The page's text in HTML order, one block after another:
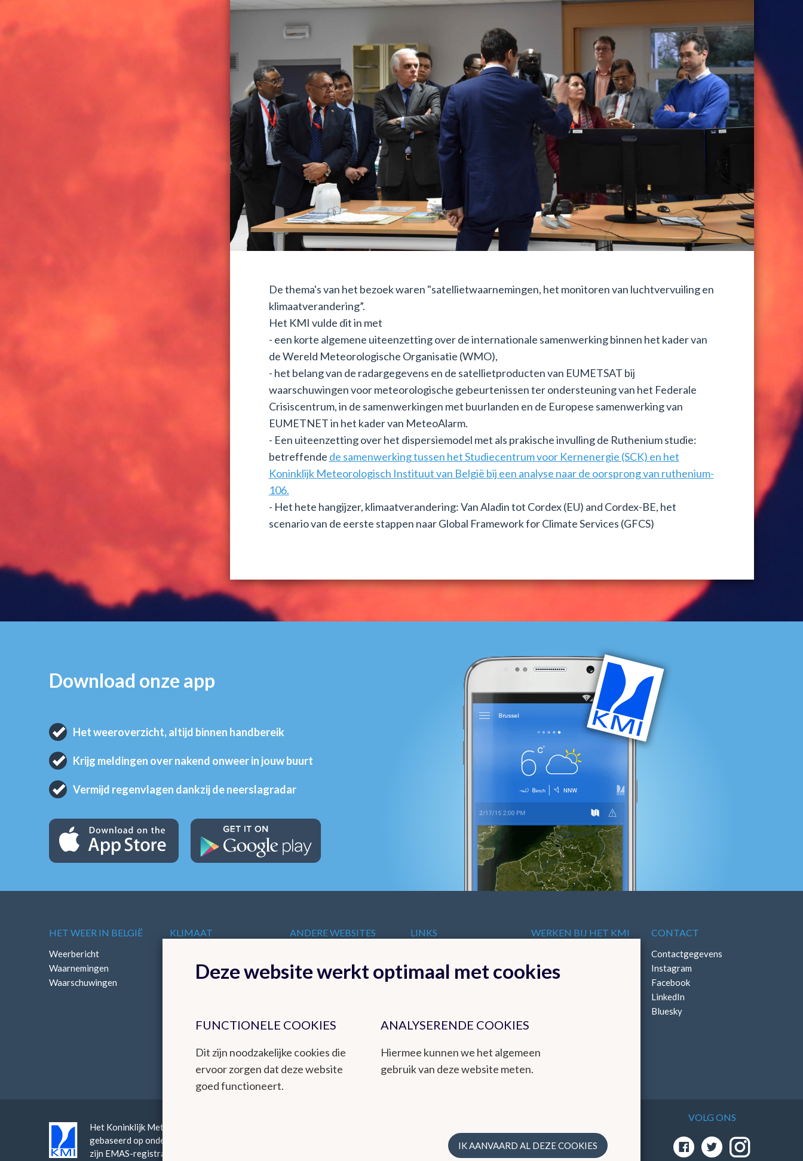
De thema's van het bezoek waren "satellietwaarnemingen, het monitoren van luchtvervuiling en
klimaatverandering”.
Het KMI vulde dit in met
- een korte algemene uiteenzetting over de internationale samenwerking binnen het kader van
de Wereld Meteorologische Organisatie (WMO),
- het belang van de radargegevens en de satellietproducten van EUMETSAT bij
waarschuwingen voor meteorologische gebeurtenissen ter ondersteuning van het Federale
Crisiscentrum, in de samenwerkingen met buurlanden en de Europese samenwerking van
EUMETNET in het kader van MeteoAlarm.
- Een uiteenzetting over het dispersiemodel met als prakische invulling de Ruthenium studie:
betreffende de samenwerking tussen het Studiecentrum voor Kernenergie (SCK) en het
Koninklijk Meteorologisch Instituut van België bij een analyse naar de oorsprong van ruthenium-
106.
- Het hete hangijzer, klimaatverandering: Van Aladin tot Cordex (EU) and Cordex-BE, het
scenario van de eerste stappen naar Global Framework for Climate Services (GFCS)
Download onze app
Het weeroverzicht, altijd binnen handbereik
Krijg meldingen over nakend onweer in jouw buurt
Vermijd regenvlagen dankzij de neerslagradar
HET WEER IN BELGIË
Weerbericht
Waarnemingen
Waarschuwingen
KLIMAAT
Klimatologische kaarten
ANDERE WEBSITES
KMI in Dourbes
Radar
Climate Dynamics
LINKS
meteorologische
diensten
Nationale organisaties
Wetenschappelijke
Instellingen
WERKEN BIJ HET KMI
Stages
CONTACT
Contactgegevens
Instagram
Facebook
LinkedIn
Bluesky
Het Koninklijk Meteorologisch Instituut biedt een betrouwbare dienstverlening aan het publiek en de overheden,
gebaseerd op onderzoek, innovatie en continuïteit. Het KMI is een instituut dat ook milieu-uitdagingen integreert via
zijn EMAS-registratie en continue verbetering via zijn kwaliteitsmanagementsysteem volgens de ISO9001-norm.
VOLG ONS
Deze website werkt optimaal met cookies
FUNCTIONELE COOKIES
Dit zijn noodzakelijke cookies die
ervoor zorgen dat deze website
goed functioneert.
ANALYSERENDE COOKIES
Hiermee kunnen we het algemeen
gebruik van deze website meten.
IK AANVAARD AL DEZE COOKIES